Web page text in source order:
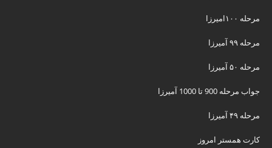
مرحله ۱۰۰امیرزا
مرحله ۹۹ آمیرزا
مرحله ۵۰ آمیرزا
جواب مرحله 900 تا 1000 آمیرزا
مرحله ۴۹ آمیرزا
کارت همستر امروز